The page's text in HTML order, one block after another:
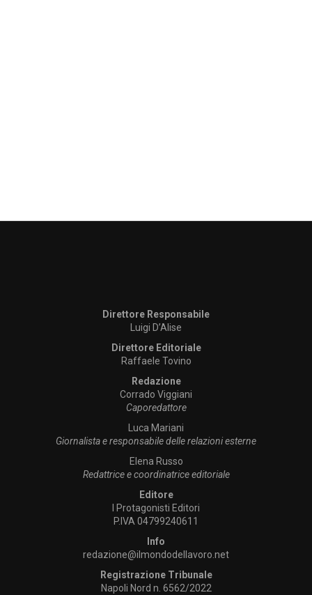
Direttore Responsabile
Luigi D’Alise
Direttore Editoriale
Raffaele Tovino
Redazione
Corrado Viggiani
Caporedattore
Luca Mariani
Giornalista e responsabile delle relazioni esterne
Elena Russo
Redattrice e coordinatrice editoriale
Editore
I Protagonisti Editori
P.IVA 04799240611
Info
redazione@ilmondodellavoro.net
Registrazione Tribunale
Napoli Nord n. 6562/2022